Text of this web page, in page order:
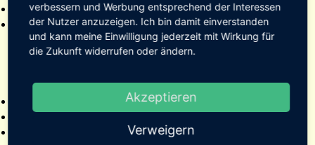
Startseite
Veranstaltungen
2022
2023
2025
Empfehlungen von Städten und Gemeinden
verbessern und Werbung entsprechend der Interessen
der Nutzer anzuzeigen. Ich bin damit einverstanden
und kann meine Einwilligung jederzeit mit Wirkung für
die Zukunft widerrufen oder ändern.
Akzeptieren
Verweigern